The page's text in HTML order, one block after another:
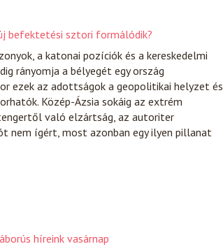
befektetési sztori formálódik?
a katonai pozíciók és a kereskedelmi
rányomja a bélyegét egy ország
ezek az adottságok a geopolitikai helyzet és
Közép-Ázsia sokáig az extrém
való elzártság, az autoriter
nem ígért, most azonban egy ilyen pillanat
híreink vasárnap